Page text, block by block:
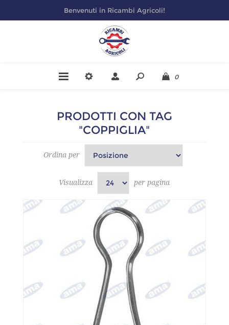
Benvenuti in Ricambi Agricoli!
0
PRODOTTI CON TAG
"COPPIGLIA"
Ordina per
Visualizza per pagina